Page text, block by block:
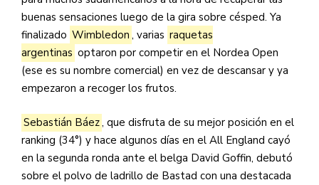
buenas sensaciones luego de la gira sobre césped. Ya
finalizado Wimbledon , varias raquetas
argentinas optaron por competir en el Nordea Open
(ese es su nombre comercial) en vez de descansar y ya
empezaron a recoger los frutos.
Sebastián Báez, que disfruta de su mejor posición en el
ranking (34°) y hace algunos días en el All England cayó
en la segunda ronda ante el belga David Goffin, debutó
sobre el polvo de ladrillo de Bastad con una destacada